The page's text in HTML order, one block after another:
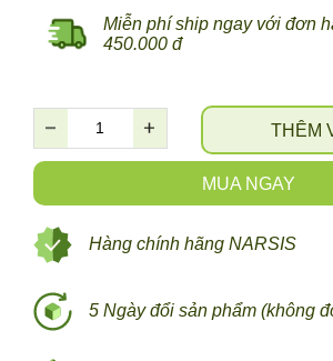
MUA NGAY
THÊM
Miễn phí ship ngay với đơn
450.000 đ
5 Ngày đổi sản phẩm (không
Hàng chính hãng NARSIS